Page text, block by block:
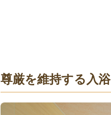
尊厳を維持する入浴